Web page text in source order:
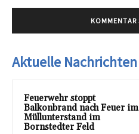
Aktuelle Nachrichten
Feuerwehr stoppt
Balkonbrand nach Feuer im
Müllunterstand im
Bornstedter Feld